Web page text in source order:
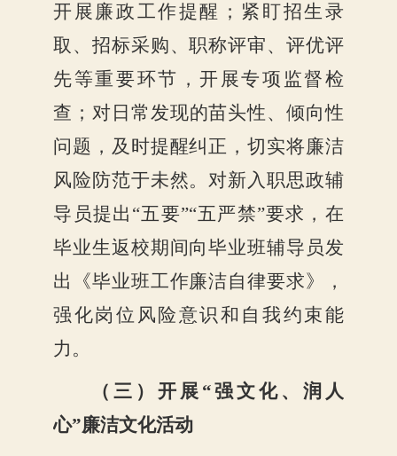
开展廉政工作提醒；紧盯招生录
取、招标采购、职称评审、评优评
先等重要环节，开展专项监督检
查；对日常发现的苗头性、倾向性
问题，及时提醒纠正，切实将廉洁
风险防范于未然。对新入职思政辅
导员提出 “五要”“五严禁”要求，在
毕业生返校期间向毕业班辅导员发
出《毕业班工作廉洁自律要求》，
强化岗位风险意识和自我约束能
力。
（三）开展 “强文化、润人
心”廉洁文化活动